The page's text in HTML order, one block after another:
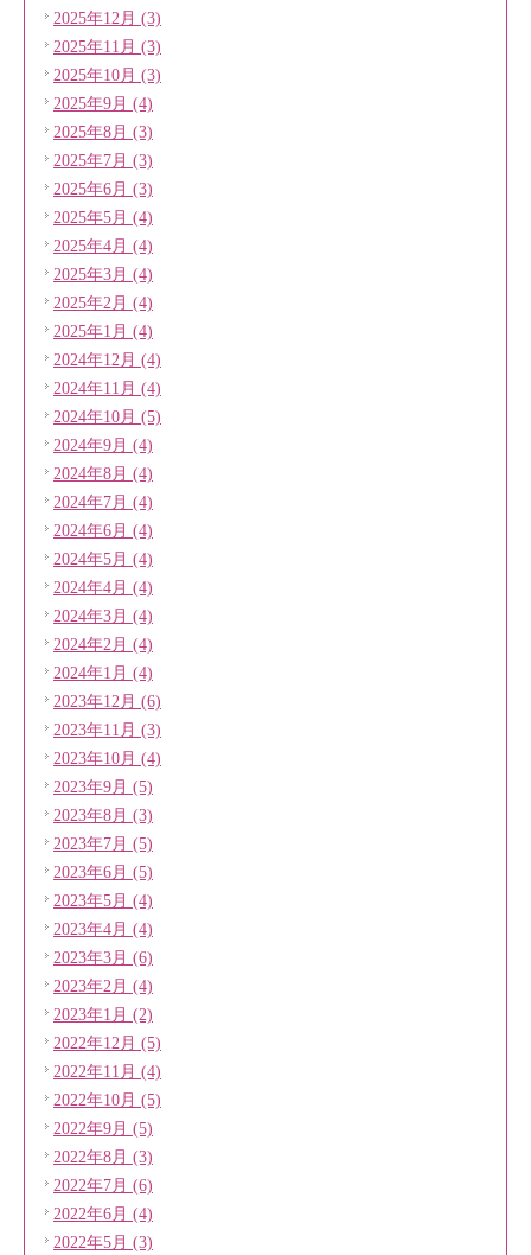
2025年12月 (3)
2025年11月 (3)
2025年10月 (3)
2025年9月 (4)
2025年8月 (3)
2025年7月 (3)
2025年6月 (3)
2025年5月 (4)
2025年4月 (4)
2025年3月 (4)
2025年2月 (4)
2025年1月 (4)
2024年12月 (4)
2024年11月 (4)
2024年10月 (5)
2024年9月 (4)
2024年8月 (4)
2024年7月 (4)
2024年6月 (4)
2024年5月 (4)
2024年4月 (4)
2024年3月 (4)
2024年2月 (4)
2024年1月 (4)
2023年12月 (6)
2023年11月 (3)
2023年10月 (4)
2023年9月 (5)
2023年8月 (3)
2023年7月 (5)
2023年6月 (5)
2023年5月 (4)
2023年4月 (4)
2023年3月 (6)
2023年2月 (4)
2023年1月 (2)
2022年12月 (5)
2022年11月 (4)
2022年10月 (5)
2022年9月 (5)
2022年8月 (3)
2022年7月 (6)
2022年6月 (4)
2022年5月 (3)